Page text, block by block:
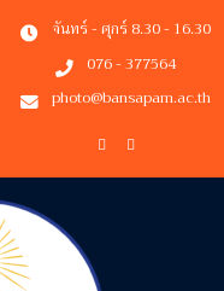
จันทร์ - ศุกร์ 8.30 - 16.30
076 - 377564
photo@bansapam.ac.th